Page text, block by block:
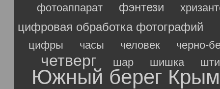
фотоаппарат фэнтези
цифровая обработка фотографий
цифры часы человек черно-
четверг шар шишка
Южный берег